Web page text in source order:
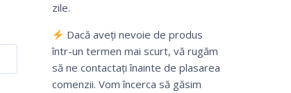
zile.
Dacă aveți nevoie de produs
într-un termen mai scurt, vă rugăm
să ne contactați înainte de plasarea
comenzii. Vom încerca să găsim